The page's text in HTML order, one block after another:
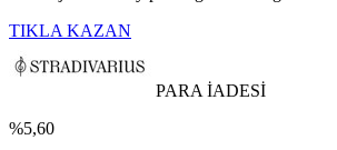
TIKLA KAZAN
PARA İADESİ
%5,60